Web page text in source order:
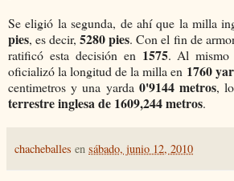
Se eligió la segunda, de ahí que la milla
pies, es decir,5280 pies. Con el fin de
ratificó esta decisión en 1575. Al mismo
oficializó la longitud de la milla en 1760
centimetros y una yarda0'9144 metros,
terrestre inglesa de 1609,244 metros.
chacheballes en sábado, junio 12, 2010